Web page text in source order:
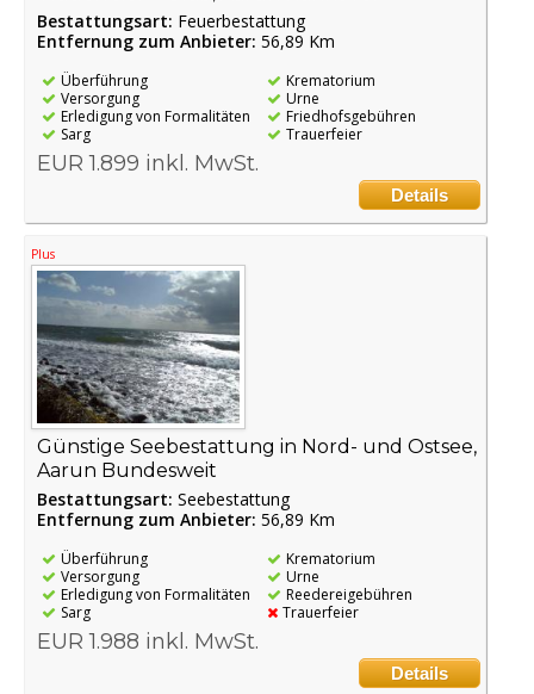
Bestattungsart: Feuerbestattung
Entfernung zum Anbieter: 56,89 Km
Überführung
Versorgung
Erledigung von Formalitäten
Sarg
Krematorium
Urne
Friedhofsgebühren
Trauerfeier
EUR 1.899 inkl. MwSt.
Details
Plus
Günstige Seebestattung in Nord- und Ostsee,
Aarun Bundesweit
Bestattungsart: Seebestattung
Entfernung zum Anbieter: 56,89 Km
Überführung
Versorgung
Erledigung von Formalitäten
Sarg
Krematorium
Urne
Reedereigebühren
Trauerfeier
EUR 1.988 inkl. MwSt.
Details